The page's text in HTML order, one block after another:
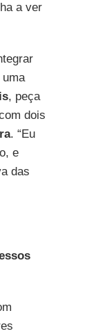
a ver
, peça
dois
. “Eu
e
das